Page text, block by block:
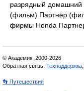
разрядный домашний
(фильм) Партнёр
фирмы Honda
© Академик, 2000-2026
Обратная связь: Техподдержка
👣 Путешествия